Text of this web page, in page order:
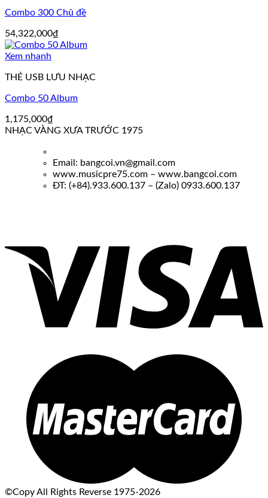
Combo 300 Chủ đề
54,322,000₫
Xem nhanh
THẺ USB LƯU NHẠC
Combo 50 Album
1,175,000₫
NHẠC VÀNG XƯA TRƯỚC 1975
Email: bangcoi.vn@gmail.com
www.musicpre75.com – www.bangcoi.com
ĐT: (+84).933.600.137 – (Zalo) 0933.600.137
©Copy All Rights Reverse 1975-2026